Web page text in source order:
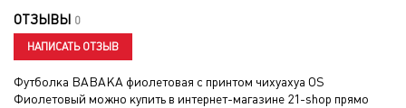
ОТЗЫВЫ 0
НАПИСАТЬ ОТЗЫВ
Футболка BABAKA фиолетовая с принтом чихуахуа OS
Фиолетовый можно купить в интернет-магазине 21-shop прямо